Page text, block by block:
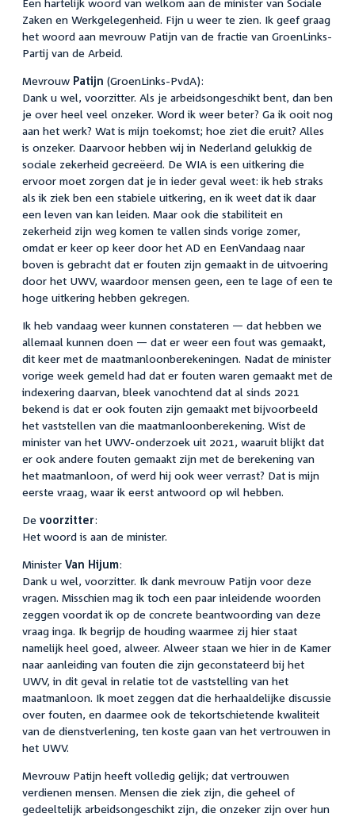
Zaken en Werkgelegenheid. Fijn u weer te zien. Ik geef graag
het woord aan mevrouw Patijn van de fractie van GroenLinks-
Partij van de Arbeid.
Mevrouw Patijn (GroenLinks-PvdA):
Dank u wel, voorzitter. Als je arbeidsongeschikt bent, dan ben
je over heel veel onzeker. Word ik weer beter? Ga ik ooit nog
aan het werk? Wat is mijn toekomst; hoe ziet die eruit? Alles
is onzeker. Daarvoor hebben wij in Nederland gelukkig de
sociale zekerheid gecreëerd. De WIA is een uitkering die
ervoor moet zorgen dat je in ieder geval weet: ik heb straks
als ik ziek ben een stabiele uitkering, en ik weet dat ik daar
een leven van kan leiden. Maar ook die stabiliteit en
zekerheid zijn weg komen te vallen sinds vorige zomer,
omdat er keer op keer door het AD en EenVandaag naar
boven is gebracht dat er fouten zijn gemaakt in de uitvoering
door het UWV, waardoor mensen geen, een te lage of een te
hoge uitkering hebben gekregen.
Ik heb vandaag weer kunnen constateren — dat hebben we
allemaal kunnen doen — dat er weer een fout was gemaakt,
dit keer met de maatmanloonberekeningen. Nadat de minister
vorige week gemeld had dat er fouten waren gemaakt met de
indexering daarvan, bleek vanochtend dat al sinds 2021
bekend is dat er ook fouten zijn gemaakt met bijvoorbeeld
het vaststellen van die maatmanloonberekening. Wist de
minister van het UWV-onderzoek uit 2021, waaruit blijkt dat
er ook andere fouten gemaakt zijn met de berekening van
het maatmanloon, of werd hij ook weer verrast? Dat is mijn
eerste vraag, waar ik eerst antwoord op wil hebben.
De voorzitter:
Het woord is aan de minister.
Minister Van Hijum:
Dank u wel, voorzitter. Ik dank mevrouw Patijn voor deze
vragen. Misschien mag ik toch een paar inleidende woorden
zeggen voordat ik op de concrete beantwoording van deze
vraag inga. Ik begrijp de houding waarmee zij hier staat
namelijk heel goed, alweer. Alweer staan we hier in de Kamer
naar aanleiding van fouten die zijn geconstateerd bij het
UWV, in dit geval in relatie tot de vaststelling van het
maatmanloon. Ik moet zeggen dat die herhaaldelijke discussie
over fouten, en daarmee ook de tekortschietende kwaliteit
van de dienstverlening, ten koste gaan van het vertrouwen in
het UWV.
Mevrouw Patijn heeft volledig gelijk; dat vertrouwen
verdienen mensen. Mensen die ziek zijn, die geheel of
gedeeltelijk arbeidsongeschikt zijn, die onzeker zijn over hun